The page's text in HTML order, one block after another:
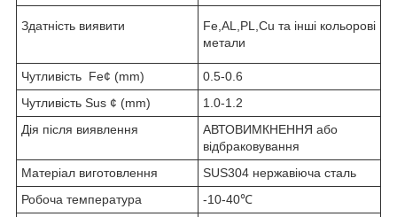
Здатність виявити
Fe,AL,PL,Cu та інші кольорові
метали
Чутливість Fe¢ (mm)
0.5-0.6
Чутливість Sus ¢ (mm)
1.0-1.2
Дія після виявлення
АВТОВИМКНЕННЯ або
відбраковування
Матеріал виготовлення
SUS304 нержавіюча сталь
Робоча температура
-10-40℃